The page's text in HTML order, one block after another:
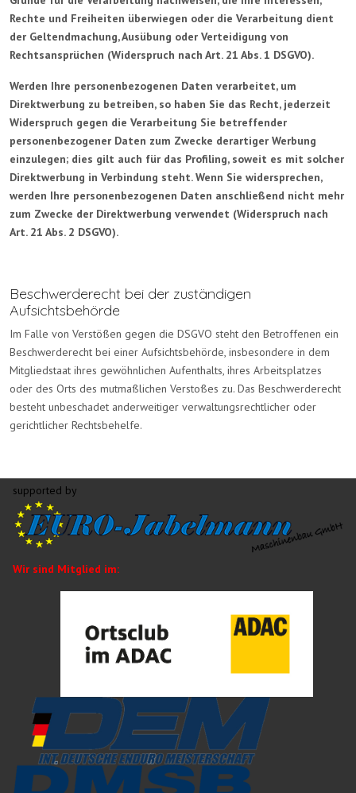
Rechte und Freiheiten überwiegen oder die Verarbeitung dient
der Geltendmachung, Ausübung oder Verteidigung von
Rechtsansprüchen (Widerspruch nach Art. 21 Abs. 1 DSGVO).
Werden Ihre personenbezogenen Daten verarbeitet, um
Direktwerbung zu betreiben, so haben Sie das Recht, jederzeit
Widerspruch gegen die Verarbeitung Sie betreffender
personenbezogener Daten zum Zwecke derartiger Werbung
einzulegen; dies gilt auch für das Profiling, soweit es mit solcher
Direktwerbung in Verbindung steht. Wenn Sie widersprechen,
werden Ihre personenbezogenen Daten anschließend nicht mehr
zum Zwecke der Direktwerbung verwendet (Widerspruch nach
Art. 21 Abs. 2 DSGVO).
Beschwerderecht bei der zuständigen
Aufsichtsbehörde
Im Falle von Verstößen gegen die DSGVO steht den Betroffenen ein
Beschwerderecht bei einer Aufsichtsbehörde, insbesondere in dem
Mitgliedstaat ihres gewöhnlichen Aufenthalts, ihres Arbeitsplatzes
oder des Orts des mutmaßlichen Verstoßes zu. Das Beschwerderecht
besteht unbeschadet anderweitiger verwaltungsrechtlicher oder
gerichtlicher Rechtsbehelfe.
supported by
Wir sind Mitglied im: